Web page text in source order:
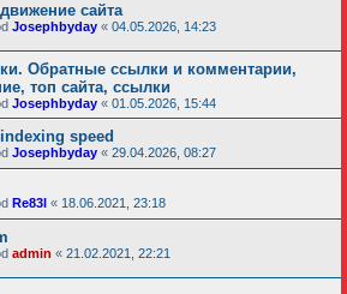
сайта
Josephbyday « 04.05.2026, 14:23
Обратные ссылки и комментарии,
топ сайта, ссылки
Josephbyday « 01.05.2026, 15:44
speed
Josephbyday « 29.04.2026, 08:27
Re83l « 18.06.2021, 23:18
admin « 21.02.2021, 22:21